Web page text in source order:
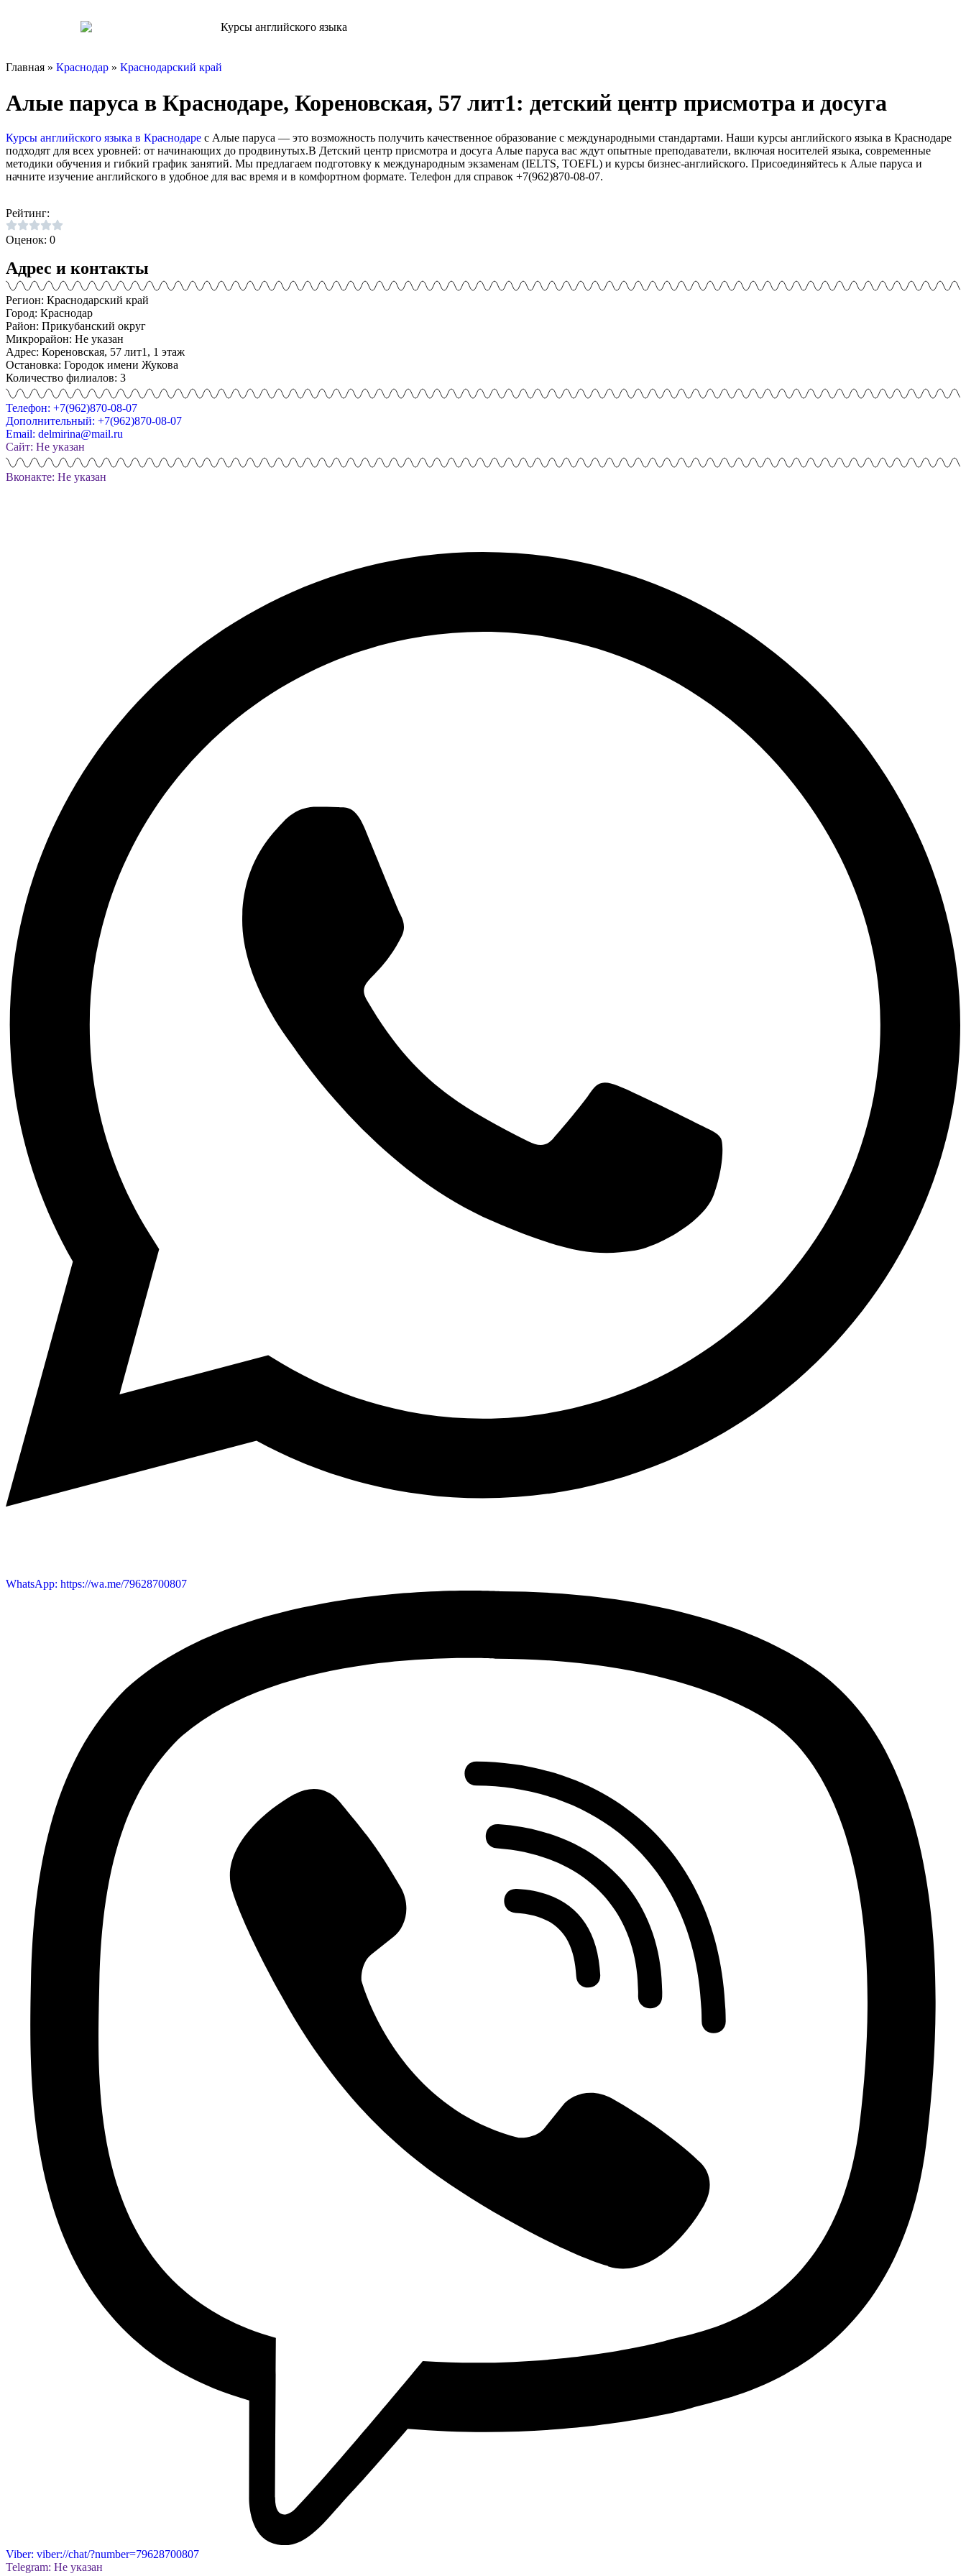
Главная » Краснодар » Краснодарский край
Алые паруса в Краснодаре, Кореновская, 57 лит1: детский центр присмотра и досуга
Курсы английского языка в Краснодаре с Алые паруса — это возможность получить качественное образование с международными стандартами. Наши курсы английского языка в Краснодаре
подходят для всех уровней: от начинающих до продвинутых.В Детский центр присмотра и досуга Алые паруса вас ждут опытные преподаватели, включая носителей языка, современные
методики обучения и гибкий график занятий. Мы предлагаем подготовку к международным экзаменам (IELTS, TOEFL) и курсы бизнес-английского. Присоединяйтесь к Алые паруса и
начните изучение английского в удобное для вас время и в комфортном формате. Телефон для справок +7(962)870-08-07.
Рейтинг:
Оценок: 0
Адрес и контакты
Регион: Краснодарский край
Город: Краснодар
Район: Прикубанский округ
Микрорайон: Не указан
Адрес: Кореновская, 57 лит1, 1 этаж
Остановка: Городок имени Жукова
Количество филиалов: 3
Телефон: +7(962)870-08-07
Дополнительный: +7(962)870-08-07
Email: delmirina@mail.ru
Сайт: Не указан
Вконакте: Не указан
WhatsApp: https://wa.me/79628700807
Viber: viber://chat/?number=79628700807
Telegram: Не указан